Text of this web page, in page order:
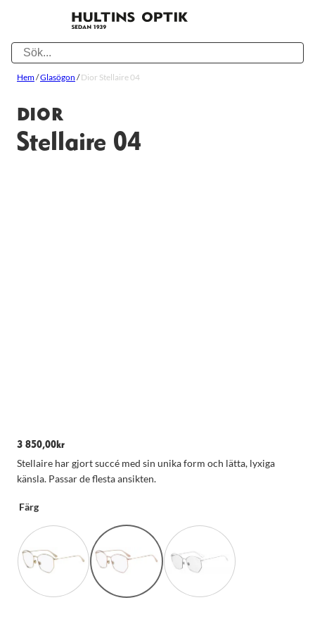
Hem/Glasögon /Dior Stellaire 04
DIOR
Stellaire 04
3 850,00 kr
Stellaire har gjort succé med sin unika form och lätta, lyxiga
känsla. Passar de flesta ansikten.
Färg
Nödvändiga
Dessa kakor
går inte att
välja bort.
De behövs
för att